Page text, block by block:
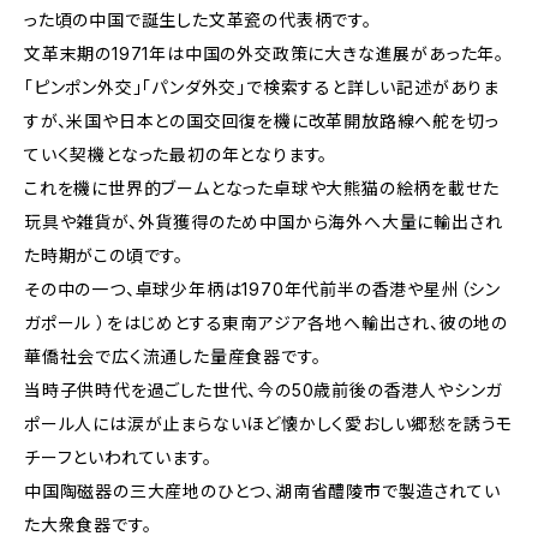
った頃の中国で誕生した文革瓷の代表柄です。
文革末期の1971年は中国の外交政策に大きな進展があった年。
「ピンポン外交」「パンダ外交」で検索すると詳しい記述がありま
すが、米国や日本との国交回復を機に改革開放路線へ舵を切っ
ていく契機となった最初の年となります。
これを機に世界的ブームとなった卓球や大熊猫の絵柄を載せた
玩具や雑貨が、外貨獲得のため中国から海外へ大量に輸出され
た時期がこの頃です。
その中の一つ、卓球少年柄は1970年代前半の香港や星州（シン
ガポール ）をはじめとする東南アジア各地へ輸出され、彼の地の
華僑社会で広く流通した量産食器です。
当時子供時代を過ごした世代、今の50歳前後の香港人やシンガ
ポール人には涙が止まらないほど懐かしく愛おしい郷愁を誘うモ
チーフといわれています。
中国陶磁器の三大産地のひとつ、湖南省醴陵市で製造されてい
た大衆食器です。